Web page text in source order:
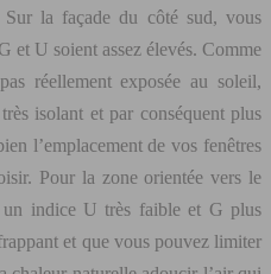
Sur la façade du côté sud, vous
et U soient assez élevés. Comme
réellement exposée au soleil,
isolant et par conséquent plus
l’emplacement de vos fenêtres
Pour la zone orientée vers le
indice U très faible et G plus
et que vous pouvez limiter